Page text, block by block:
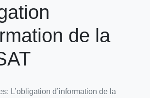
de la
L’obligation d’information de la